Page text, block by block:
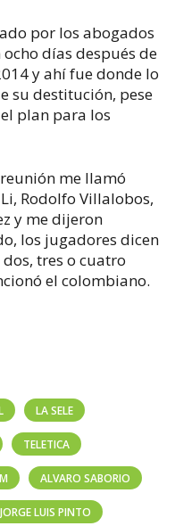
por los abogados
días después de
y ahí fue donde lo
su destitución, pese
plan para los
me llamó
Rodolfo Villalobos,
y me dijeron
los jugadores dicen
tres o cuatro
el colombiano.
LA SELE
TELETICA
ALVARO SABORIO
JORGE LUIS PINTO